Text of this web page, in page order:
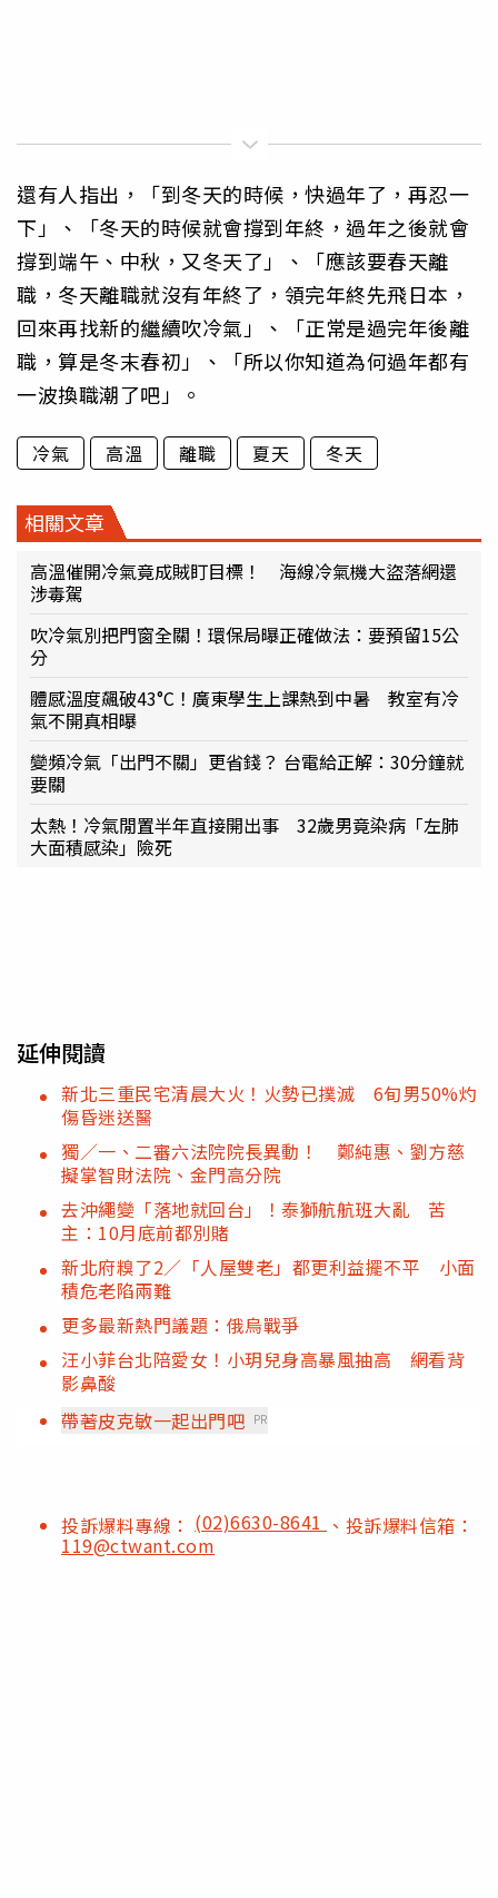
還有人指出，「到冬天的時候，快過年了，再忍一
下」、「冬天的時候就會撐到年終，過年之後就會
撐到端午、中秋，又冬天了」、「應該要春天離
職，冬天離職就沒有年終了，領完年終先飛日本，
回來再找新的繼續吹冷氣」、「正常是過完年後離
職，算是冬末春初」、「所以你知道為何過年都有
一波換職潮了吧」。
冷氣 高溫 離職 夏天 冬天
相關文章
高溫催開冷氣竟成賊盯目標！ 海線冷氣機大盜落網還
涉毒駕
吹冷氣別把門窗全關！環保局曝正確做法：要預留15公
分
體感溫度飆破43°C！廣東學生上課熱到中暑 教室有冷
氣不開真相曝
變頻冷氣「出門不關」更省錢？ 台電給正解：30分鐘就
要關
太熱！冷氣閒置半年直接開出事 32歲男竟染病「左肺
大面積感染」險死
延伸閱讀
新北三重民宅清晨大火！火勢已撲滅 6旬男50%灼
傷昏迷送醫
獨／一、二審六法院院長異動！ 鄭純惠、劉方慈
擬掌智財法院、金門高分院
去沖繩變「落地就回台」！泰獅航航班大亂 苦
主：10月底前都別賭
新北府糗了2／「人屋雙老」都更利益擺不平 小面
積危老陷兩難
更多最新熱門議題：俄烏戰爭
汪小菲台北陪愛女！小玥兒身高暴風抽高 網看背
影鼻酸
帶著皮克敏一起出門吧 PR
投訴爆料專線： (02)6630-8641 、投訴爆料信箱：
119@ctwant.com